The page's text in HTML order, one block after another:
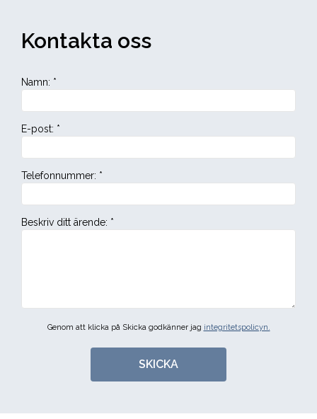
Kontakta oss
Namn: *
E-post: *
Telefonnummer: *
Beskriv ditt ärende: *
Genom att klicka på Skicka godkänner jag integritetspolicyn.
SKICKA